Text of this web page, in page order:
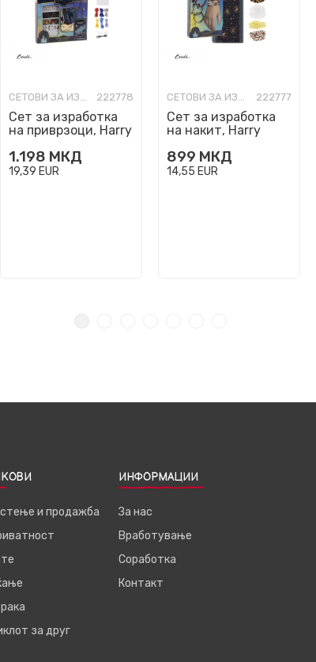
СЕТОВИ ЗА ИЗРАБОТКА 222778
Сет за изработка
на приврзоци, Harry
Clips
1.198 МКД
19,39 EUR
СЕТОВИ ЗА ИЗРАБОТКА 222777
Сет за изработка
на накит, Harry
Bracelets
899 МКД
14,55 EUR
и продажба
за друг
ИНФОРМАЦИИ
За нас
Вработување
Соработка
Контакт